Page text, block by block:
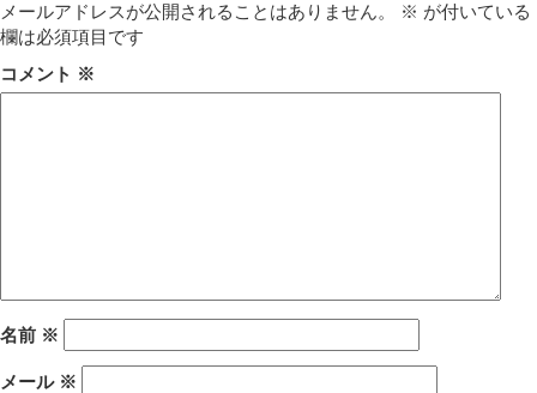
メールアドレスが公開されることはありません。 ※ が付いている
欄は必須項目です
コメント ※
名前 ※
メール ※